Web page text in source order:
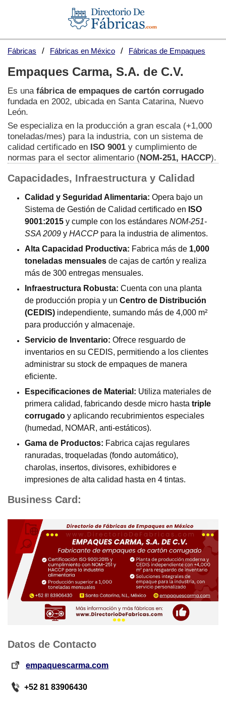
Fábricas Fábricas en México Fábricas de Empaques
Empaques Carma, S.A. de C.V.
Es una fábrica de empaques de cartón corrugado
fundada en 2002, ubicada en Santa Catarina, Nuevo
León.
Se especializa en la producción a gran escala (+1,000
toneladas/mes) para la industria, con un sistema de
calidad certificado en ISO 9001 y cumplimiento de
normas para el sector alimentario (NOM-251, HACCP).
Capacidades, Infraestructura y Calidad
Calidad y Seguridad Alimentaria: Opera bajo un
Sistema de Gestión de Calidad certificado en ISO
9001:2015 y cumple con los estándares NOM-251-
SSA 2009 y HACCP para la industria de alimentos.
Alta Capacidad Productiva: Fabrica más de 1,000
toneladas mensuales de cajas de cartón y realiza
más de 300 entregas mensuales.
Infraestructura Robusta: Cuenta con una planta
de producción propia y un Centro de Distribución
(CEDIS) independiente, sumando más de 4,000 m²
para producción y almacenaje.
Servicio de Inventario: Ofrece resguardo de
inventarios en su CEDIS, permitiendo a los clientes
administrar su stock de empaques de manera
eficiente.
Especificaciones de Material: Utiliza materiales de
primera calidad, fabricando desde micro hasta triple
corrugado y aplicando recubrimientos especiales
(humedad, NOMAR, anti-estáticos).
Gama de Productos: Fabrica cajas regulares
ranuradas, troqueladas (fondo automático),
charolas, insertos, divisores, exhibidores e
impresiones de alta calidad hasta en 4 tintas.
Business Card:
Datos de Contacto
empaquescarma.com
+52 81 83906430